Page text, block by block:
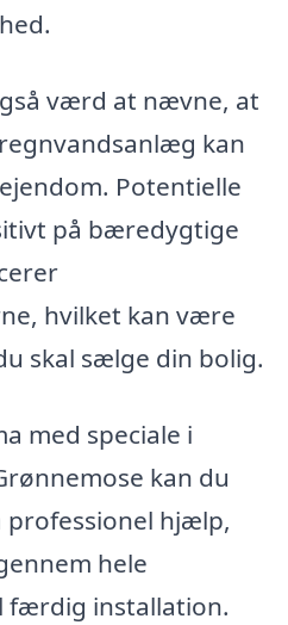
værd at nævne, at
kan
Potentielle
på bæredygtige
hvilket kan være
skal sælge din bolig.
med speciale i
kan du
hjælp,
hele
færdig installation.